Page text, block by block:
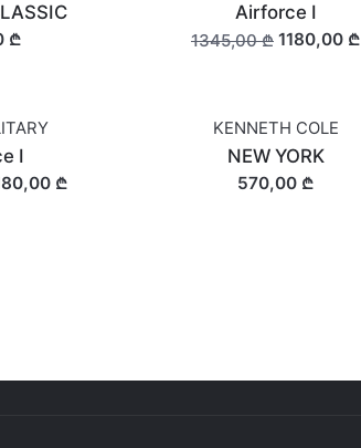
₾
Airforce I
1345,00 ₾1180,00 ₾
I
₾
KENNETH COLE
NEW YORK
570,00 ₾